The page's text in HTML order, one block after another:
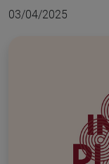
03/04/2025